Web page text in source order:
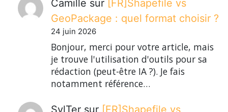
Camille sur
[FR]Shapefile vs
GeoPackage : quel format choisir ?
24 juin 2026
Bonjour, merci pour votre article, mais
je trouve l'utilisation d'outils pour sa
rédaction (peut-être IA ?). Je fais
notamment référence…
SylTer sur [FR]Shapefile vs